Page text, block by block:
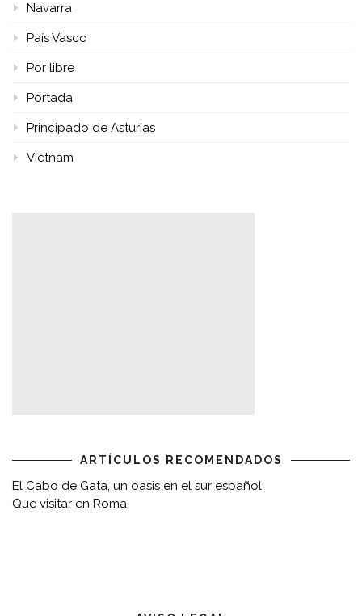
Navarra
País Vasco
Por libre
Portada
Principado de Asturias
Vietnam
ARTÍCULOS RECOMENDADOS
El Cabo de Gata, un oasis en el sur español
Que visitar en Roma